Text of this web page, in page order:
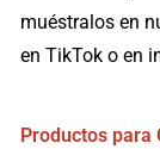
muéstralos en
en TikTok o en
Productos para